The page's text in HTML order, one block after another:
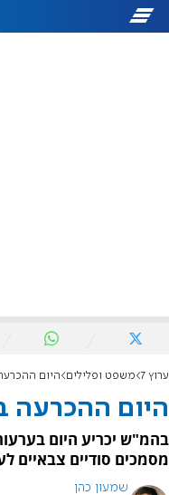
ערוץ 7 משפט ופלילים היום
היום ההכרעה
בהמ"ש יכריע היום
מסמכים סודיים צבאיים
שמעון כהן